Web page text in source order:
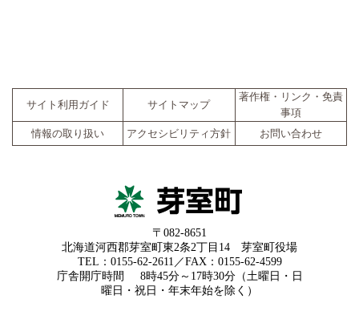
サイト利用ガイド サイトマップ
著作権・リンク・免責
事項
情報の取り扱い
アクセシビリティ方針 お問い合わせ
〒082-8651
北海道河西郡芽室町東2条2丁目14 芽室町役場
TEL：0155-62-2611／FAX：0155-62-4599
庁舎開庁時間
8時45分～17時30分（土曜日・日
曜日・祝日・年末年始を除く）